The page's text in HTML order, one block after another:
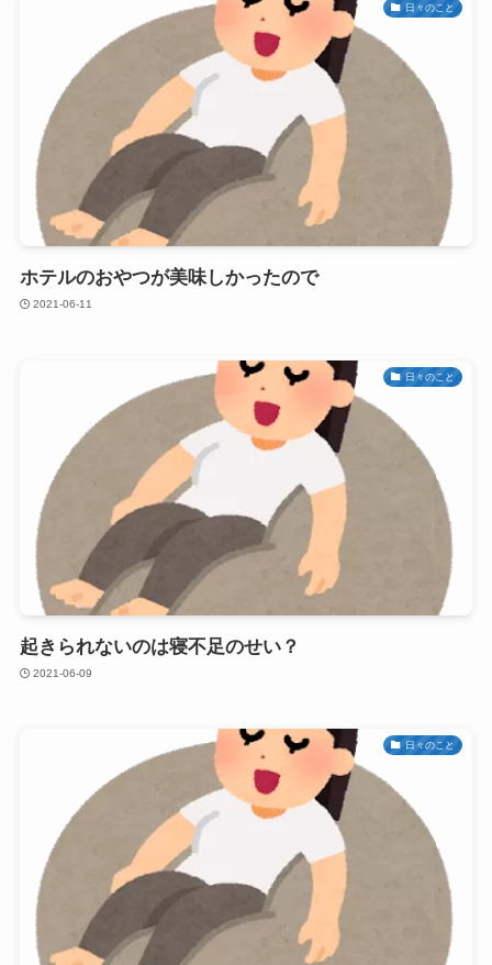
日々のこと
ホテルのおやつが美味しかったので
2021-06-11
日々のこと
起きられないのは寝不足のせい？
2021-06-09
日々のこと